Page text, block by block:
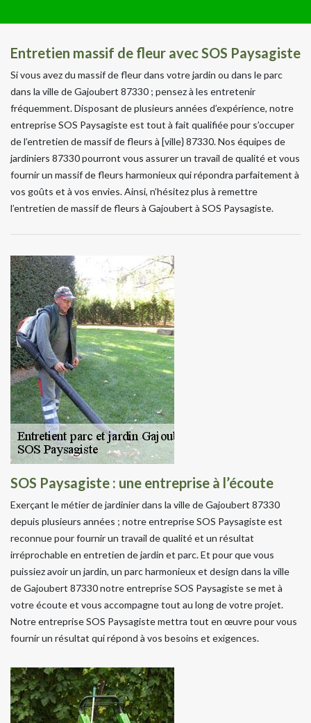
Entretien massif de fleur avec SOS Paysagiste
Si vous avez du massif de fleur dans votre jardin ou dans le parc
dans la ville de Gajoubert 87330 ; pensez à les entretenir
fréquemment. Disposant de plusieurs années d’expérience, notre
entreprise SOS Paysagiste est tout à fait qualifiée pour s’occuper
de l’entretien de massif de fleurs à [ville} 87330. Nos équipes de
jardiniers 87330 pourront vous assurer un travail de qualité et vous
fournir un massif de fleurs harmonieux qui répondra parfaitement à
vos goûts et à vos envies. Ainsi, n’hésitez plus à remettre
l’entretien de massif de fleurs à Gajoubert à SOS Paysagiste.
SOS Paysagiste : une entreprise à l’écoute
Exerçant le métier de jardinier dans la ville de Gajoubert 87330
depuis plusieurs années ; notre entreprise SOS Paysagiste est
reconnue pour fournir un travail de qualité et un résultat
irréprochable en entretien de jardin et parc. Et pour que vous
puissiez avoir un jardin, un parc harmonieux et design dans la ville
de Gajoubert 87330 notre entreprise SOS Paysagiste se met à
votre écoute et vous accompagne tout au long de votre projet.
Notre entreprise SOS Paysagiste mettra tout en œuvre pour vous
fournir un résultat qui répond à vos besoins et exigences.